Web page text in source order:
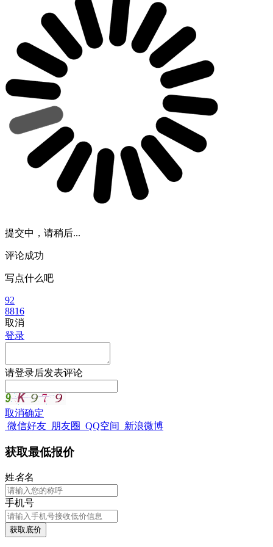
提交中，请稍后...
评论成功
写点什么吧
92
8816
取消
登录
请登录后发表评论
取消确定
微信好友 朋友圈 QQ空间 新浪微博
获取最低报价
姓名名
手机号
获取底价